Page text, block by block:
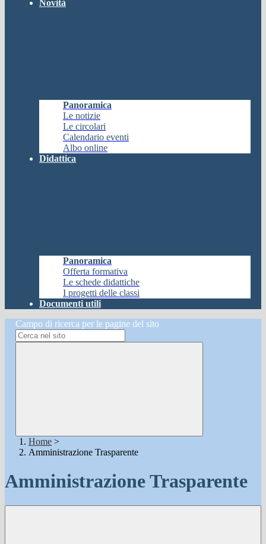
Novità
Panoramica
Le notizie
Le circolari
Calendario eventi
Albo online
Didattica
Panoramica
Offerta formativa
Le schede didattiche
I progetti delle classi
Documenti utili
Campo di ricerca per le pagine del sito
Home >
Amministrazione Trasparente
Amministrazione Trasparente